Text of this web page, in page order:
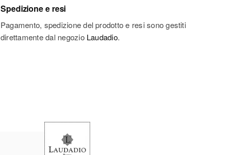
Spedizione e resi
Pagamento, spedizione del prodotto e resi sono gestiti
direttamente dal negozio Laudadio.